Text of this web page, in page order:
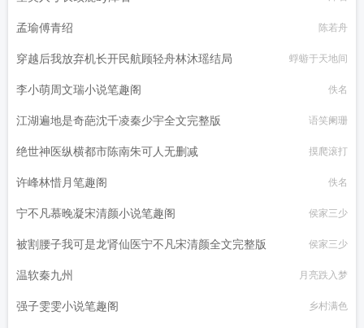
孟瑜傅青绍 陈若舟
穿越后我放弃机长开民航顾轻舟林沐瑶结局 蜉蝣于天地间
李小萌周文瑞小说笔趣阁 佚名
江湖遍地是奇葩沈千凌秦少宇全文完整版 语笑阑珊
绝世神医纵横都市陈南朱可人无删减 摸爬滚打
许峰林惜月笔趣阁 佚名
宁不凡慕晚凝宋清颜小说笔趣阁 侯家三少
被割腰子我可是龙肾仙医宁不凡宋清颜全文完整版 侯家三少
温软秦九州 月亮跌入梦
强子雯雯小说笔趣阁 乡村满色